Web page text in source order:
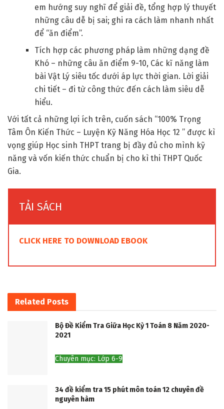
em hướng suy nghĩ để giải đề, tổng hợp lý thuyết
những câu dễ bị sai; ghi ra cách làm nhanh nhất
để “ăn điểm”.
Tích hợp các phương pháp làm những dạng đề
Khó – những câu ăn điểm 9-10, Các kĩ năng làm
bài Vật Lý siêu tốc dưới áp lực thời gian. Lời giải
chi tiết – đi từ công thức đến cách làm siêu dễ
hiểu.
Với tất cả những lợi ích trên, cuốn sách “100% Trọng
Tâm Ôn Kiến Thức – Luyện Kỹ Năng Hóa Học 12 ’’ được kì
vọng giúp Học sinh THPT trang bị đầy đủ cho mình kỹ
năng và vốn kiến thức chuẩn bị cho kì thi THPT Quốc
Gia.
TẢI SÁCH
CLICK HERE TO DOWNLOAD EBOOK
Related Posts
Bộ Đề Kiểm Tra Giữa Học Kỳ 1 Toán 8 Năm 2020-
2021
Chuyên mục: Lớp 6-9
34 đề kiểm tra 15 phút môn toán 12 chuyên đề
nguyên hàm